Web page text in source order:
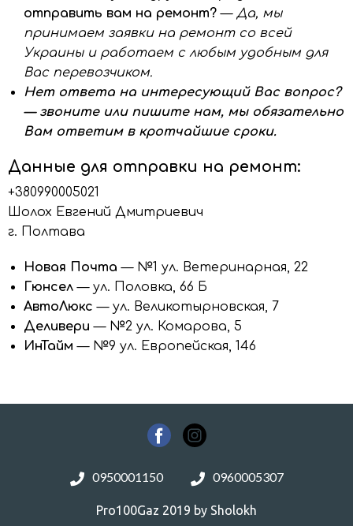
отправить вам на ремонт? — Да, мы
принимаем заявки на ремонт со всей
Украины и работаем с любым удобным для
Вас перевозчиком.
Нет ответа на интересующий Вас вопрос?
— звоните или пишите нам, мы обязательно
Вам ответим в кротчайшие сроки.
Данные для отправки на ремонт:
+380990005021
Шолох Евгений Дмитриевич
г. Полтава
Новая Почта — №1 ул. Ветеринарная, 22
Гюнсел — ул. Половка, 66 Б
АвтоЛюкс — ул. Великотырновская, 7
Деливери — №2 ул. Комарова, 5
ИнТайм — №9 ул. Европейская, 146
0950001150 0960005307
Pro100Gaz 2019 by Sholokh